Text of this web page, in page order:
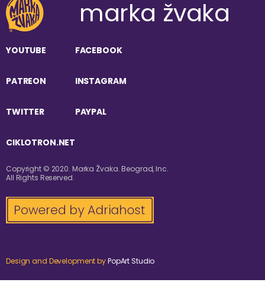
marka žvaka
YOUTUBE FACEBOOK
PATREON INSTAGRAM
TWITTER PAYPAL
CIKLOTRON.NET
Copyright © 2020. Marka Žvaka. Beograd, Inc.
All Rights Reserved.
Design and Development byPopArt Studio